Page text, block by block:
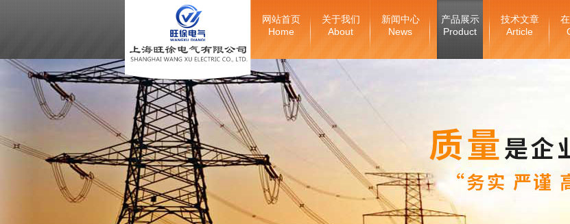
网站首页
Home
关于我们
About
新闻中心
News
产品展示
Product
技术文章
Article